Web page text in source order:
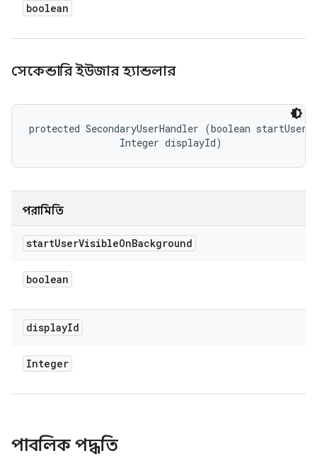
boolean
সেকেন্ডারি ইউজার হ্যান্ডলার
protected SecondaryUserHandler (boolean
                Integer displayId)
পরামিতি
startUserVisibleOnBackground
boolean
displayId
Integer
পাবলিক পদ্ধতি